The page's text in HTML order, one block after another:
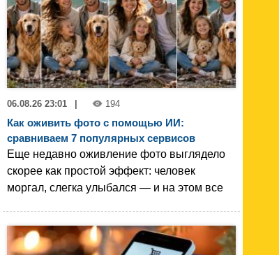
06.08.26 23:01 194
Как оживить фото с помощью ИИ:
сравниваем 7 популярных сервисов
Еще недавно оживление фото выглядело
скорее как простой эффект: человек
моргал, слегка улыбался — и на этом все